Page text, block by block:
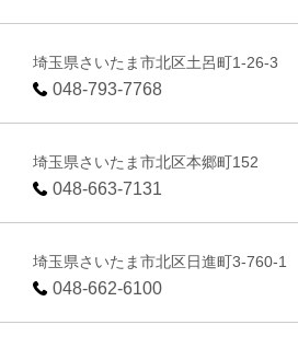
埼玉県さいたま市北区土呂町1-26-3
048-793-7768
埼玉県さいたま市北区本郷町152
048-663-7131
埼玉県さいたま市北区日進町3-760-1
048-662-6100